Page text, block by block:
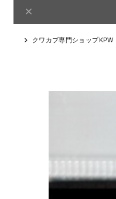
クワカブ専門ショップKPW